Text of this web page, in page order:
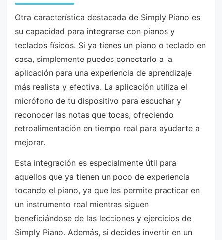
Otra característica destacada de Simply Piano es
su capacidad para integrarse con pianos y
teclados físicos. Si ya tienes un piano o teclado en
casa, simplemente puedes conectarlo a la
aplicación para una experiencia de aprendizaje
más realista y efectiva. La aplicación utiliza el
micrófono de tu dispositivo para escuchar y
reconocer las notas que tocas, ofreciendo
retroalimentación en tiempo real para ayudarte a
mejorar.
Esta integración es especialmente útil para
aquellos que ya tienen un poco de experiencia
tocando el piano, ya que les permite practicar en
un instrumento real mientras siguen
beneficiándose de las lecciones y ejercicios de
Simply Piano. Además, si decides invertir en un